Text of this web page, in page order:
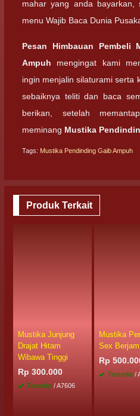
mahar yang anda bayarkan,
menu Wajib Baca Dunia
Pesan Himbauan Pembeli
Ampuh mengingat kami
ingin menjalin silaturami serta
sebaiknya teliti dan baca
berikan, setelah
meminang Mustika
Tags: Mustika Pendinding Gaib Ampuh
Produk Terkait
Mustika Junjung
Drajat Hitam
Wibawa Tinggi
Rp 300.000
Tersedia / A7606
Mustika
Sex
Rp
Tersedia /